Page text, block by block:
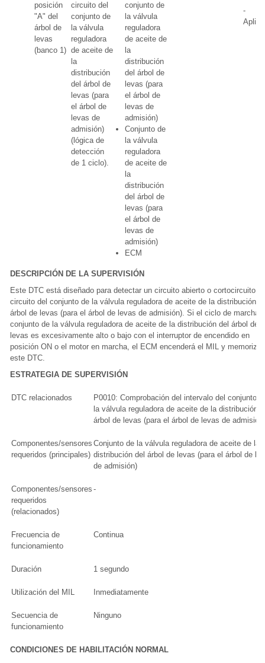
posición
"A" del
árbol de
levas
(banco 1)
circuito del
conjunto de
la válvula
reguladora
de aceite de
la
distribución
del árbol de
levas (para
el árbol de
levas de
admisión)
(lógica de
detección
de 1 ciclo).
conjunto de
la válvula
reguladora
de aceite de
la
distribución
del árbol de
levas (para
el árbol de
levas de
admisión)
Conjunto de
la válvula
reguladora
de aceite de
la
distribución
del árbol de
levas (para
el árbol de
levas de
admisión)
ECM
-
DESCRIPCIÓN DE LA SUPERVISIÓN
Este DTC está diseñado para detectar un circuito abierto o cortocircuito
circuito del conjunto de la válvula reguladora de aceite de la distribución
árbol de levas (para el árbol de levas de admisión). Si el ciclo de marcha
conjunto de la válvula reguladora de aceite de la distribución del árbol de
levas es excesivamente alto o bajo con el interruptor de encendido en
posición ON o el motor en marcha, el ECM encenderá el MIL y
este DTC.
ESTRATEGIA DE SUPERVISIÓN
DTC relacionados
P0010: Comprobación del intervalo del conjunto
la válvula reguladora de aceite de la distribución
árbol de levas (para el árbol de levas de admisión)
Componentes/sensores
requeridos (principales)
Conjunto de la válvula reguladora de aceite de la
distribución del árbol de levas (para el árbol de
de admisión)
Componentes/sensores
requeridos
(relacionados)
-
Frecuencia de
funcionamiento
Continua
Duración 1 segundo
Utilización del MIL Inmediatamente
Secuencia de
funcionamiento
Ninguno
CONDICIONES DE HABILITACIÓN NORMAL